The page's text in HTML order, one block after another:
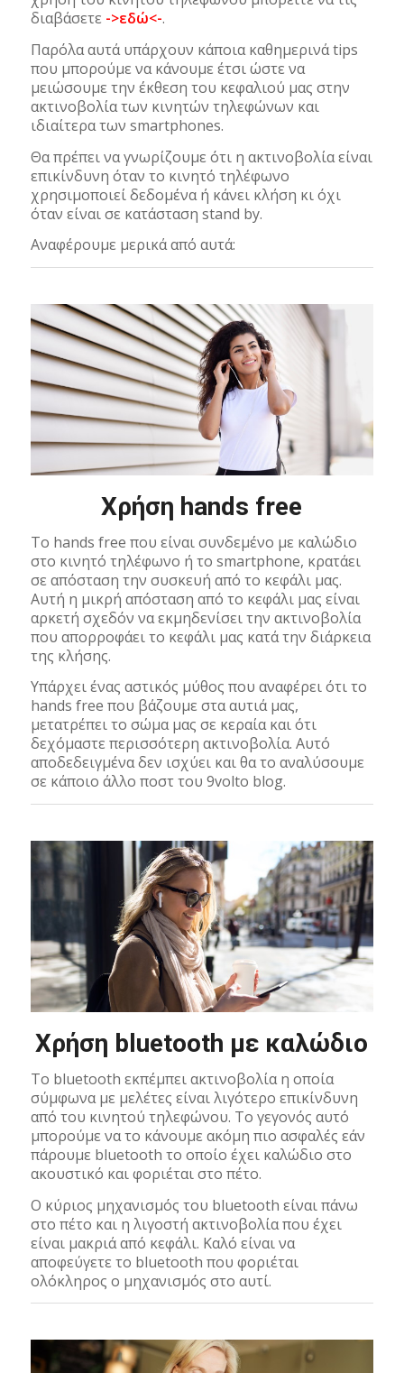
διαβάσετε ->εδώ<-.
Παρόλα αυτά υπάρχουν κάποια καθημερινά tips
που μπορούμε να κάνουμε έτσι ώστε να
μειώσουμε την έκθεση του κεφαλιού μας στην
ακτινοβολία των κινητών τηλεφώνων και
ιδιαίτερα των smartphones.
Θα πρέπει να γνωρίζουμε ότι η ακτινοβολία είναι
επικίνδυνη όταν το κινητό τηλέφωνο
χρησιμοποιεί δεδομένα ή κάνει κλήση κι όχι
όταν είναι σε κατάσταση stand by.
Αναφέρουμε μερικά από αυτά:
Χρήση hands free
Το hands free που είναι συνδεμένο με καλώδιο
στο κινητό τηλέφωνο ή το smartphone, κρατάει
σε απόσταση την συσκευή από το κεφάλι μας.
Αυτή η μικρή απόσταση από το κεφάλι μας είναι
αρκετή σχεδόν να εκμηδενίσει την ακτινοβολία
που απορροφάει το κεφάλι μας κατά την διάρκεια
της κλήσης.
Υπάρχει ένας αστικός μύθος που αναφέρει ότι το
hands free που βάζουμε στα αυτιά μας,
μετατρέπει το σώμα μας σε κεραία και ότι
δεχόμαστε περισσότερη ακτινοβολία. Αυτό
αποδεδειγμένα δεν ισχύει και θα το αναλύσουμε
σε κάποιο άλλο ποστ του 9volto blog.
Χρήση bluetooth με καλώδιο
Το bluetooth εκπέμπει ακτινοβολία η οποία
σύμφωνα με μελέτες είναι λιγότερο επικίνδυνη
από του κινητού τηλεφώνου. Το γεγονός αυτό
μπορούμε να το κάνουμε ακόμη πιο ασφαλές εάν
πάρουμε bluetooth το οποίο έχει καλώδιο στο
ακουστικό και φοριέται στο πέτο.
Ο κύριος μηχανισμός του bluetooth είναι πάνω
στο πέτο και η λιγοστή ακτινοβολία που έχει
είναι μακριά από κεφάλι. Καλό είναι να
αποφεύγετε το bluetooth που φοριέται
ολόκληρος ο μηχανισμός στο αυτί.